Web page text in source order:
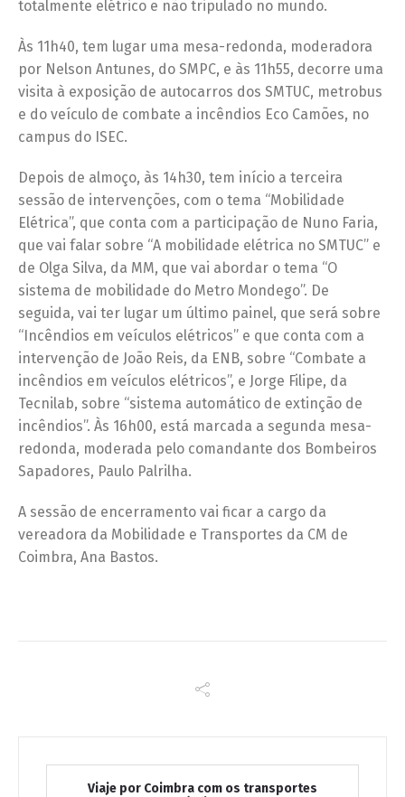
totalmente elétrico e não tripulado no mundo.
Às 11h40, tem lugar uma mesa-redonda, moderadora
por Nelson Antunes, do SMPC, e às 11h55, decorre uma
visita à exposição de autocarros dos SMTUC, metrobus
e do veículo de combate a incêndios Eco Camões, no
campus do ISEC.
Depois de almoço, às 14h30, tem início a terceira
sessão de intervenções, com o tema “Mobilidade
Elétrica”, que conta com a participação de Nuno Faria,
que vai falar sobre “A mobilidade elétrica no SMTUC” e
de Olga Silva, da MM, que vai abordar o tema “O
sistema de mobilidade do Metro Mondego”. De
seguida, vai ter lugar um último painel, que será sobre
“Incêndios em veículos elétricos” e que conta com a
intervenção de João Reis, da ENB, sobre “Combate a
incêndios em veículos elétricos”, e Jorge Filipe, da
Tecnilab, sobre “sistema automático de extinção de
incêndios”. Às 16h00, está marcada a segunda mesa-
redonda, moderada pelo comandante dos Bombeiros
Sapadores, Paulo Palrilha.
A sessão de encerramento vai ficar a cargo da
vereadora da Mobilidade e Transportes da CM de
Coimbra, Ana Bastos.
Viaje por Coimbra com os transportes